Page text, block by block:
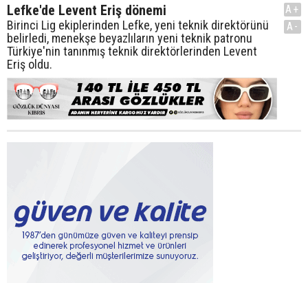
Lefke'de Levent Eriş dönemi
Birinci Lig ekiplerinden Lefke, yeni teknik direktörünü
belirledi, menekşe beyazlıların yeni teknik patronu
Türkiye'nin tanınmış teknik direktörlerinden Levent
Eriş oldu.
A+
A-